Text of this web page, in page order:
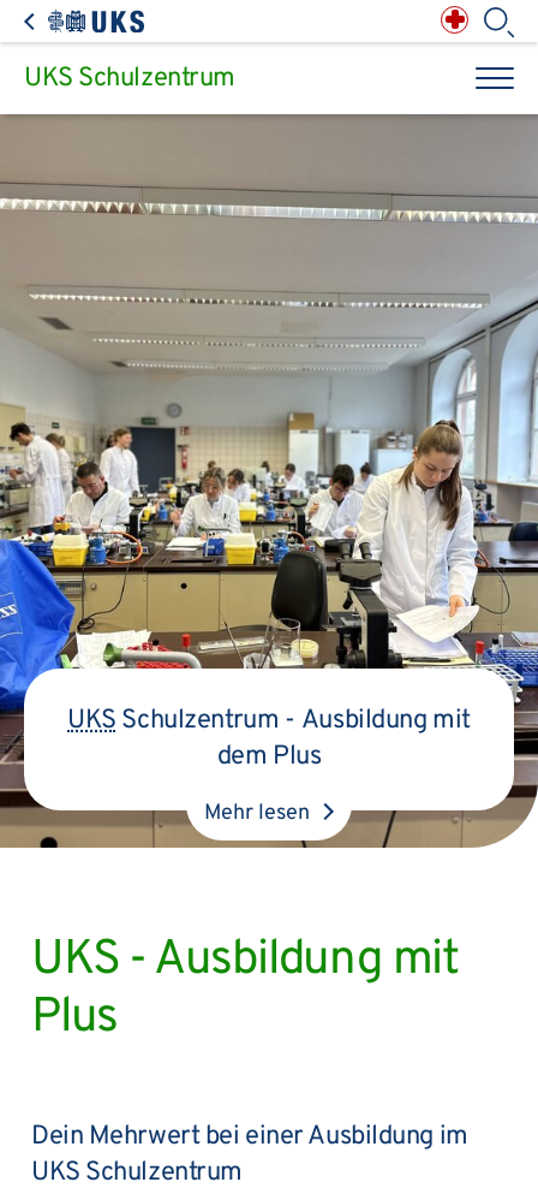
Direkt zum Inhalt springen
UKS Schulzentrum
Suchbegriff
Kliniken & medizinische Einrichtungen
Rechtsmedizin
Nuklearmedizin &
Patienten & Besucher
UKS Schulzentrum - Ausbildung mit
dem Plus
Mehr lesen
UKS - Ausbildung mit
Plus
Dein Mehrwert bei einer Ausbildung im
UKS Schulzentrum